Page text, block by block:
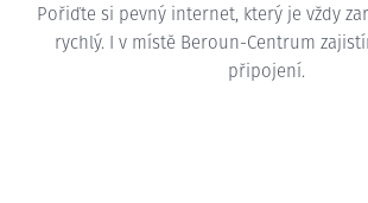
Pořiďte si pevný internet, který je vždy
rychlý. I v místě Beroun-Centrum
připojení.